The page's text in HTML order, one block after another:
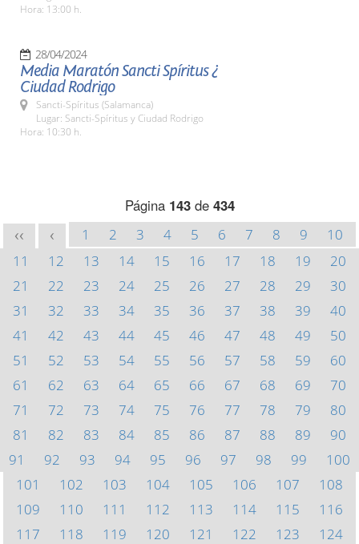
Hora: 13:00 h.
28/04/2024
Media Maratón Sancti Spíritus ¿
Ciudad Rodrigo
Sancti-Spíritus (Salamanca)
Lugar: Sancti-Spíritus y Ciudad Rodrigo
Hora: 10:30 h.
Página 143de 434
<< < 1 2 3 4 5 6 7 8 9
10
11
12 13 14 15 16 17 18 19
20
21
22 23 24 25 26 27 28 29
30
31
32 33 34 35 36 37 38 39
40
41
42 43 44 45 46 47 48 49
50
51
52 53 54 55 56 57 58 59
60
61
62 63 64 65 66 67 68 69
70
71
72 73 74 75 76 77 78 79
80
81
82 83 84 85 86 87 88 89
90
91
92 93 94 95 96 97 98 99
100
101
102 103 104 105 106 107
108
109
110 111 112 113 114 115
116
117
118 119 120 121 122 123
124